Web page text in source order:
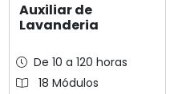
Auxiliar de
Lavanderia
De 10 a 120 horas
18 Módulos